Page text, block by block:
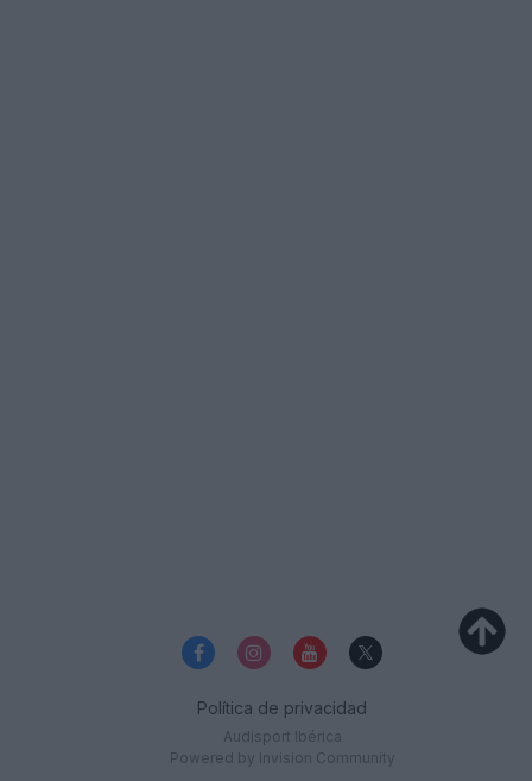
Política de privacidad
Audisport Ibérica
Powered by Invision Community